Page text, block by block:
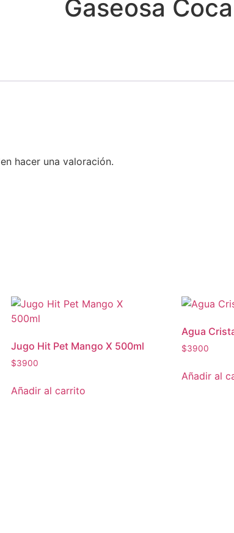
Gaseosa
hacer una valoración.
Jugo Hit Pet Mango X 500ml
$3900
Añadir al carrito
Agua
$3900
Añadir al